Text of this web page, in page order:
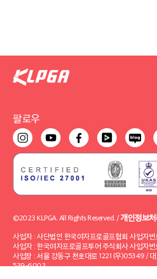
팔로우
©2023 KLPGA. All Rights Reserved. /개인정보
사업자 : 사단법인 한국여자프로골프협회 사업자
사업자 : 한국여자프로골프투어 주식회사 사업자
사업장 : 서울 강동구 천호대로 1221 (우)05349 /
539-6003